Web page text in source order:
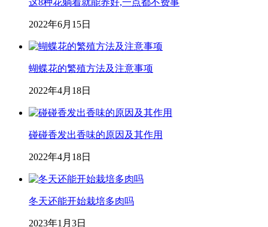
2022年6月15日
蝴蝶花的繁殖方法及注意事项
2022年4月18日
碰碰香发出香味的原因及其作用
2022年4月18日
冬天还能开始栽培多肉吗
2023年1月3日